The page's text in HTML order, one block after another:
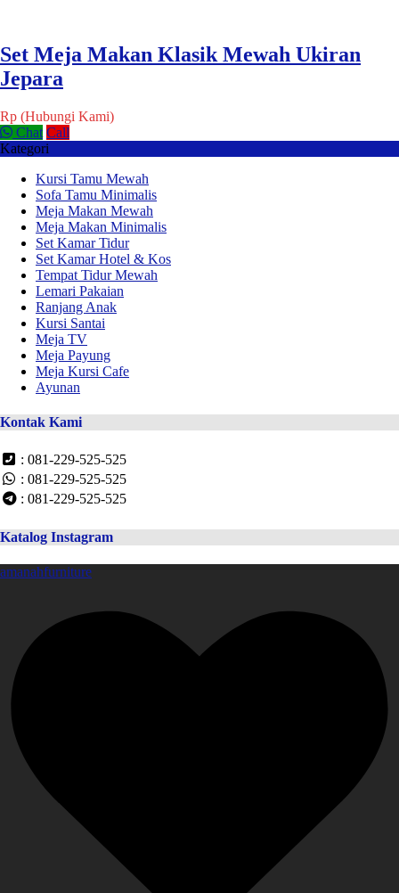
Set Meja Makan Klasik Mewah Ukiran
Jepara
Rp (Hubungi Kami)
Chat Call
Kategori
Kursi Tamu Mewah
Sofa Tamu Minimalis
Meja Makan Mewah
Meja Makan Minimalis
Set Kamar Tidur
Set Kamar Hotel & Kos
Tempat Tidur Mewah
Lemari Pakaian
Ranjang Anak
Kursi Santai
Meja TV
Meja Payung
Meja Kursi Cafe
Ayunan
Kontak Kami
: 081-229-525-525
: 081-229-525-525
: 081-229-525-525
Katalog Instagram
amanahfurniture